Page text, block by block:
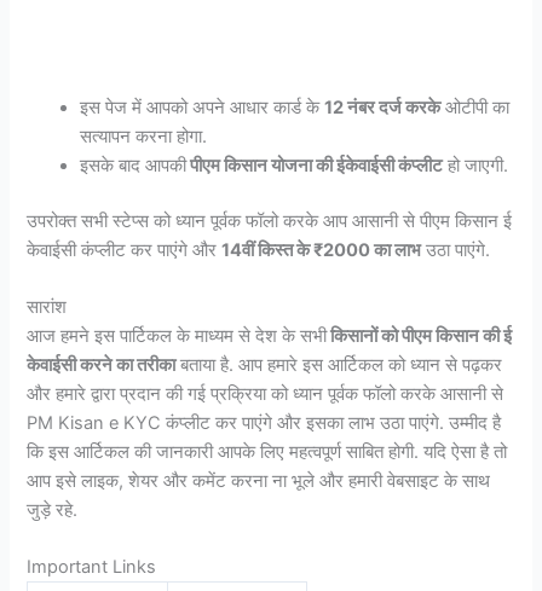
इस पेज में आपको अपने आधार कार्ड के12 नंबर दर्ज करकेओटीपी का
सत्यापन करना होगा.
इसके बाद आपकीपीएम किसान योजना की ईकेवाईसी कंप्लीटहो जाएगी.
उपरोक्त सभी स्टेप्स को ध्यान पूर्वक फॉलो करके आप आसानी से पीएम किसान ई
केवाईसी कंप्लीट कर पाएंगे और14वीं किस्त के ₹2000 का लाभउठा पाएंगे.
सारांश
आज हमने इस पार्टिकल के माध्यम से देश के सभीकिसानों को पीएम किसान की ई
केवाईसी करने का तरीकाबताया है. आप हमारे इस आर्टिकल को ध्यान से पढ़कर
और हमारे द्वारा प्रदान की गई प्रक्रिया को ध्यान पूर्वक फॉलो करके आसानी से
PM Kisan e KYC कंप्लीट कर पाएंगे और इसका लाभ उठा पाएंगे. उम्मीद है
कि इस आर्टिकल की जानकारी आपके लिए महत्वपूर्ण साबित होगी. यदि ऐसा है तो
आप इसे लाइक, शेयर और कमेंट करना ना भूले और हमारी वेबसाइट के साथ
जुड़े रहे.
Important Links